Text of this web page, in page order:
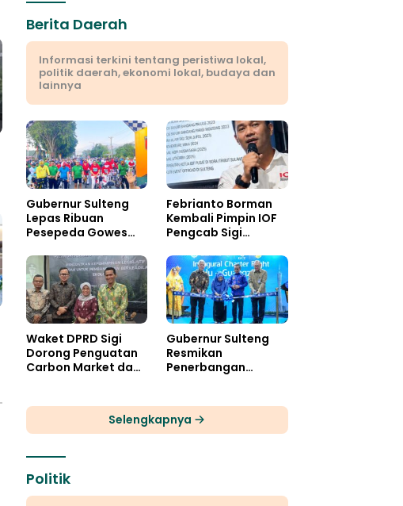
Berita Daerah
Informasi terkini tentang peristiwa lokal,
politik daerah, ekonomi lokal, budaya dan
lainnya
Gubernur Sulteng
Lepas Ribuan
Pesepeda Gowes
Febrianto Borman
Kembali Pimpin IOF
Pengcab Sigi
Waket DPRD Sigi
Dorong Penguatan
Carbon Market dan
Gubernur Sulteng
Resmikan
Penerbangan
Guangzhou
Selengkapnya
Politik